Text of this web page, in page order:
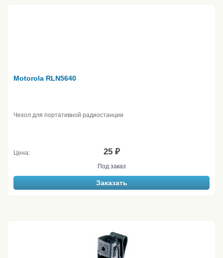
Motorola RLN5640
Чехол для портативной радиостанции
Цена: 25 ₽
Под заказ
Заказать